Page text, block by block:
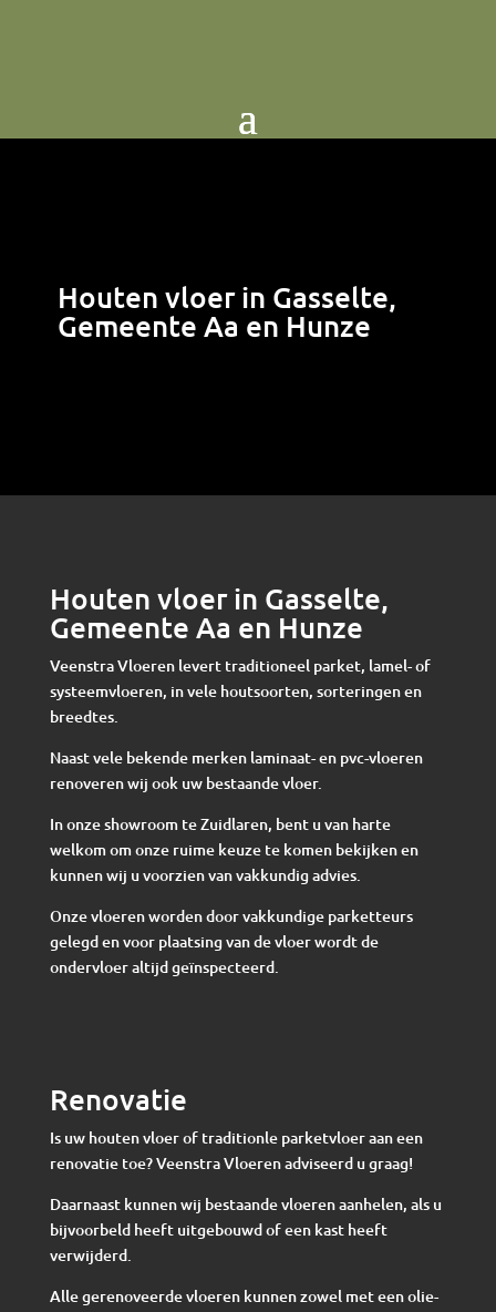
Houten vloer in Gasselte,
Gemeente Aa en Hunze
Houten vloer in Gasselte,
Gemeente Aa en Hunze
Veenstra Vloeren levert traditioneel parket, lamel- of
systeemvloeren, in vele houtsoorten, sorteringen en
breedtes.
Naast vele bekende merken laminaat- en pvc-vloeren
renoveren wij ook uw bestaande vloer.
In onze showroom te Zuidlaren, bent u van harte
welkom om onze ruime keuze te komen bekijken en
kunnen wij u voorzien van vakkundig advies.
Onze vloeren worden door vakkundige parketteurs
gelegd en voor plaatsing van de vloer wordt de
ondervloer altijd geïnspecteerd.
Renovatie
Is uw houten vloer of traditionle parketvloer aan een
renovatie toe? Veenstra Vloeren adviseerd u graag!
Daarnaast kunnen wij bestaande vloeren aanhelen, als u
bijvoorbeld heeft uitgebouwd of een kast heeft
verwijderd.
Alle gerenoveerde vloeren kunnen zowel met een olie-